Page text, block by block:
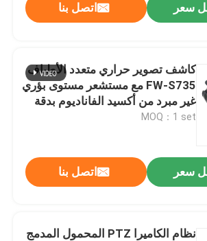
سعر اتصل بنا
كاشف تصوير حراري متعدد الأطياف
FW-S735 مع مستشعر مستوى بؤري
غير مبرد من أكسيد الفاناديوم بدقة
640×512 وكاميرا ذات إضاءةMOQ：1 set
سعر اتصل بنا
نظام الكاميرا PTZ المحمول المدمج